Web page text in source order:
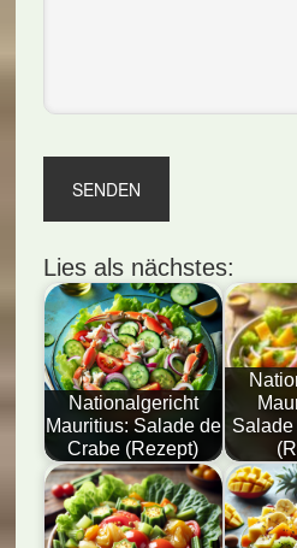
Lies als nächstes:
Nationalgericht
Mauritius: Salade de
Crabe (Rezept)